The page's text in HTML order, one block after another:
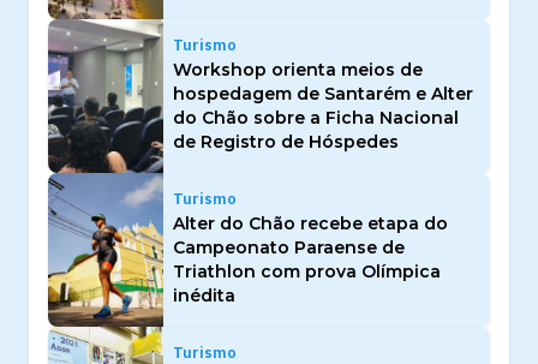
Turismo
Workshop orienta meios de
hospedagem de Santarém e Alter
do Chão sobre a Ficha Nacional
de Registro de Hóspedes
Turismo
Alter do Chão recebe etapa do
Campeonato Paraense de
Triathlon com prova Olímpica
inédita
Turismo